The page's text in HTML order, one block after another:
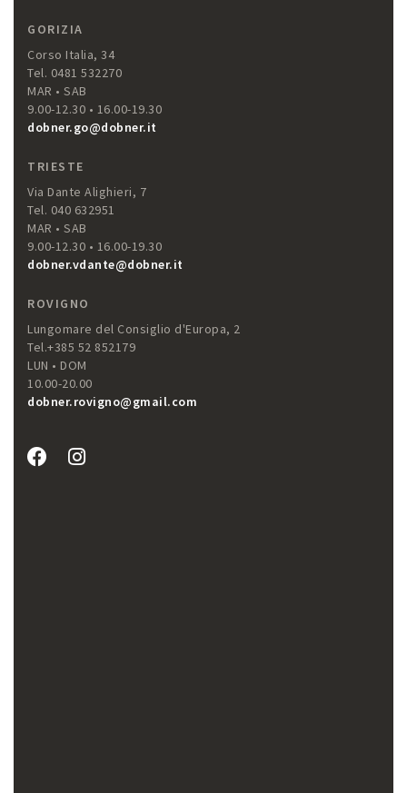
GORIZIA
Corso Italia, 34
Tel. 0481 532270
MAR • SAB
9.00-12.30 • 16.00-19.30
dobner.go@dobner.it
TRIESTE
Via Dante Alighieri, 7
Tel. 040 632951
MAR • SAB
9.00-12.30 • 16.00-19.30
dobner.vdante@dobner.it
ROVIGNO
Lungomare del Consiglio d'Europa, 2
Tel.+385 52 852179
LUN • DOM
10.00-20.00
dobner.rovigno@gmail.com